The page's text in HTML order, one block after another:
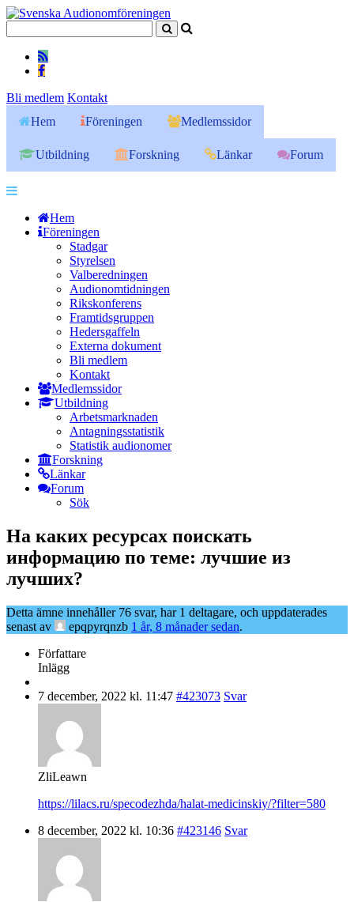
Bli medlem Kontakt
Hem
Föreningen Medlemssidor
Utbildning Forskning Länkar Forum
Hem
Föreningen
Stadgar
Styrelsen
Valberedningen
Audionomtidningen
Rikskonferens
Framtidsgruppen
Hedersgaffeln
Externa dokument
Bli medlem
Kontakt
Medlemssidor
Utbildning
Arbetsmarknaden
Antagningsstatistik
Statistik audionomer
Forskning
Länkar
Forum
Sök
На каких ресурсах поискать
информацию по теме: лучшие из
лучших?
Detta ämne innehåller 76 svar, har 1 deltagare, och uppdaterades
senast av
epqpyrqnzb 1 år, 8 månader sedan.
Författare
Inlägg
7 december, 2022 kl. 11:47 #423073 Svar
ZliLeawn
https://lilacs.ru/specodezhda/halat-medicinskiy/?filter=580
8 december, 2022 kl. 10:36 #423146 Svar